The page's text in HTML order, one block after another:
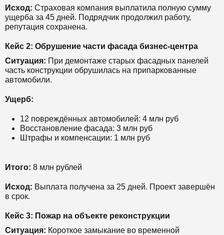
Исход: Страховая компания выплатила полную сумму
ущерба за 45 дней. Подрядчик продолжил работу,
репутация сохранена.
Кейс 2: Обрушение части фасада бизнес-центра
Ситуация: При демонтаже старых фасадных панелей
часть конструкции обрушилась на припаркованные
автомобили.
Ущерб:
12 повреждённых автомобилей: 4 млн руб
Восстановление фасада: 3 млн руб
Штрафы и компенсации: 1 млн руб
Итого: 8 млн рублей
Исход: Выплата получена за 25 дней. Проект завершён
в срок.
Кейс 3: Пожар на объекте реконструкции
Ситуация: Короткое замыкание во временной